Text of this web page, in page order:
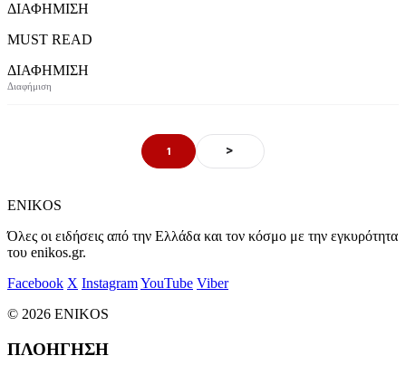
ΔΙΑΦΗΜΙΣΗ
MUST READ
ΔΙΑΦΗΜΙΣΗ
1 >
ENIKOS
Όλες οι ειδήσεις από την Ελλάδα και τον κόσμο με την εγκυρότητα
του enikos.gr.
Facebook X InstagramYouTube Viber
© 2026 ENIKOS
ΠΛΟΗΓΗΣΗ